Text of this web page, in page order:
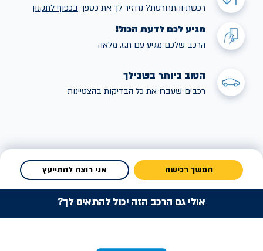
רכשת והתחרטת? נחזיר לך את כספך בכפוף לתקנון
מגיע לכם לדעת הכול!
הרכב שלכם מגיע עם ת.ז. מלאה
הטוב ביותר בשבילך
רכבים שעברו את כל הבדיקות בהצטיינות
המשך רכישה אני רוצה להתייעץ
אולי גם הרכב הזה יכול להתאים לך?